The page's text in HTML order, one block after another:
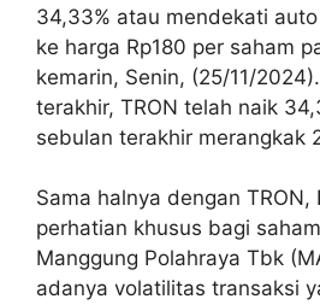
34,33% atau mendekati
ke harga Rp180 per saham
kemarin, Senin, (25/11/
terakhir, TRON telah naik
sebulan terakhir merangkak
Sama halnya dengan TRON,
perhatian khusus bagi
Manggung Polahraya Tbk
adanya volatilitas transaksi